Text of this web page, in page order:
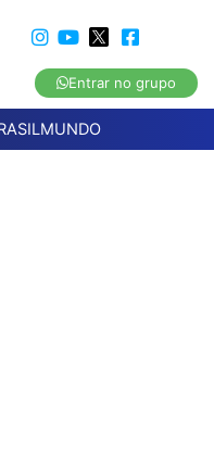
Entrar no grupo
MUNDO